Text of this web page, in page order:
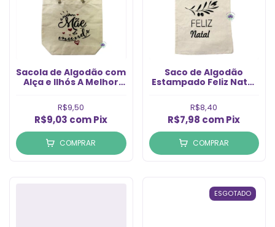
Sacola de Algodão com
Alça e Ilhós A Melhor
(1un)
R$9,50
R$9,03 comPix
COMPRAR
Saco de Algodão
Estampado Feliz Natal
R$8,40
R$7,98 comPix
COMPRAR
ESGOTADO